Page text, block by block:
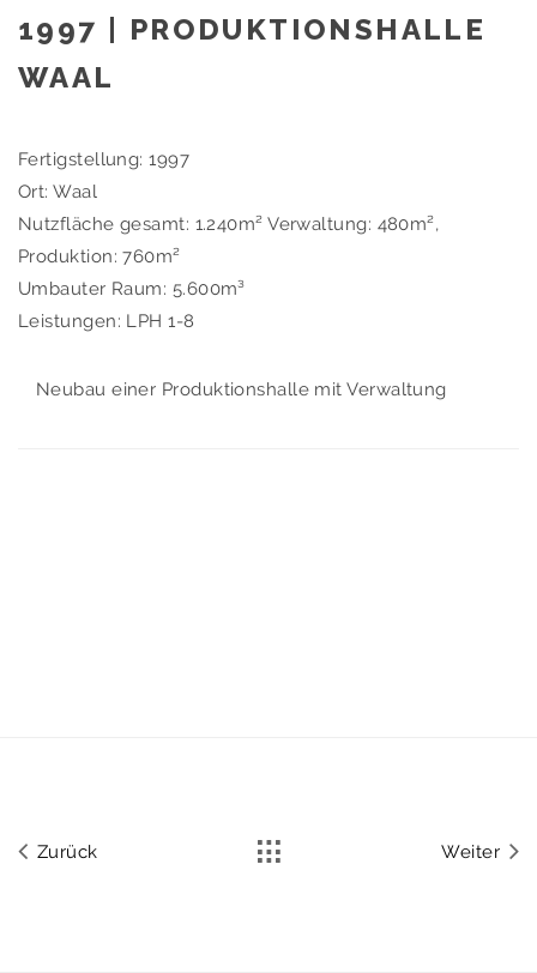
1997 | PRODUKTIONSHALLE
WAAL
Fertigstellung: 1997
Ort: Waal
Nutzfläche gesamt: 1.240m² Verwaltung: 480m²,
Produktion: 760m²
Umbauter Raum: 5.600m³
Leistungen: LPH 1-8
Neubau einer Produktionshalle mit Verwaltung
Zurück Weiter